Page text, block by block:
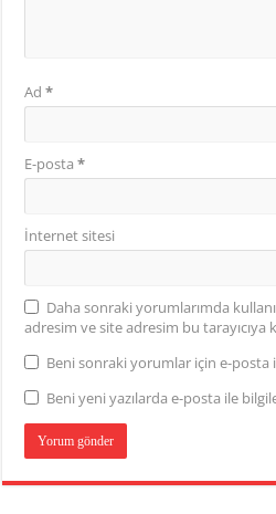
Ad*
E-posta*
İnternet sitesi
Daha sonraki yorumlarımda
adresim ve site adresim bu tarayıcıya
Beni sonraki yorumlar için e-posta
Beni yeni yazılarda e-posta ile